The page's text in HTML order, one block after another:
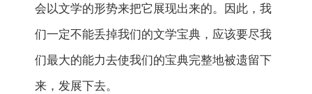
会以文学的形势来把它展现出来的。因此，我
们一定不能丢掉我们的文学宝典，应该要尽我
们最大的能力去使我们的宝典完整地被遗留下
来，发展下去。